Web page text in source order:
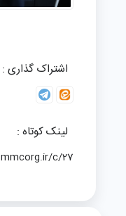
اشتراک گذاری :
لینک کوتاه :
mmcorg.ir/c/27